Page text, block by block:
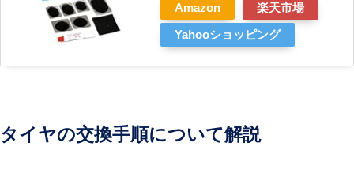
Amazon 楽天市場
Yahooショッピング
タイヤの交換手順について解説